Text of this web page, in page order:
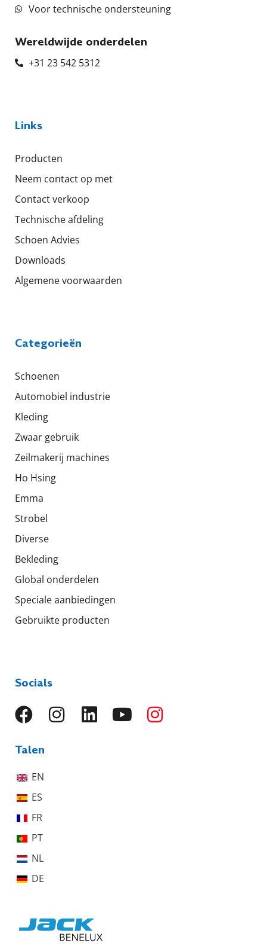
Voor technische ondersteuning
Wereldwijde onderdelen
+31 23 542 5312
Links
Producten
Neem contact op met
Contact verkoop
Technische afdeling
Schoen Advies
Downloads
Algemene voorwaarden
Categorieën
Schoenen
Automobiel industrie
Kleding
Zwaar gebruik
Zeilmakerij machines
Ho Hsing
Emma
Strobel
Diverse
Bekleding
Global onderdelen
Speciale aanbiedingen
Gebruikte producten
Socials
Talen
EN
ES
FR
PT
NL
DE